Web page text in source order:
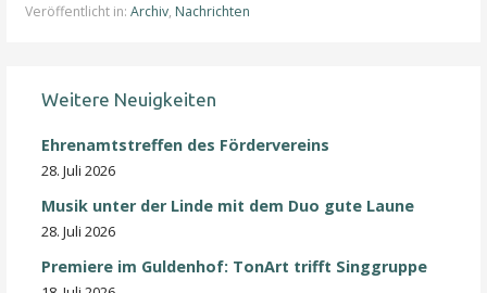
Veröffentlicht in:Archiv, Nachrichten
Weitere Neuigkeiten
Ehrenamtstreffen des Fördervereins
28. Juli 2026
Musik unter der Linde mit dem Duo gute Laune
28. Juli 2026
Premiere im Guldenhof: TonArt trifft Singgruppe